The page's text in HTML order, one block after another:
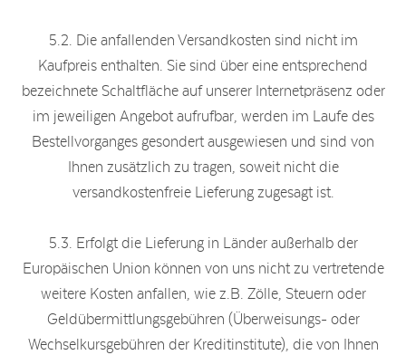
5.2. Die anfallenden Versandkosten sind nicht im
Kaufpreis enthalten. Sie sind über eine entsprechend
bezeichnete Schaltfläche auf unserer Internetpräsenz oder
im jeweiligen Angebot aufrufbar, werden im Laufe des
Bestellvorganges gesondert ausgewiesen und sind von
Ihnen zusätzlich zu tragen, soweit nicht die
versandkostenfreie Lieferung zugesagt ist.
5.3. Erfolgt die Lieferung in Länder außerhalb der
Europäischen Union können von uns nicht zu vertretende
weitere Kosten anfallen, wie z.B. Zölle, Steuern oder
Geldübermittlungsgebühren (Überweisungs- oder
Wechselkursgebühren der Kreditinstitute), die von Ihnen